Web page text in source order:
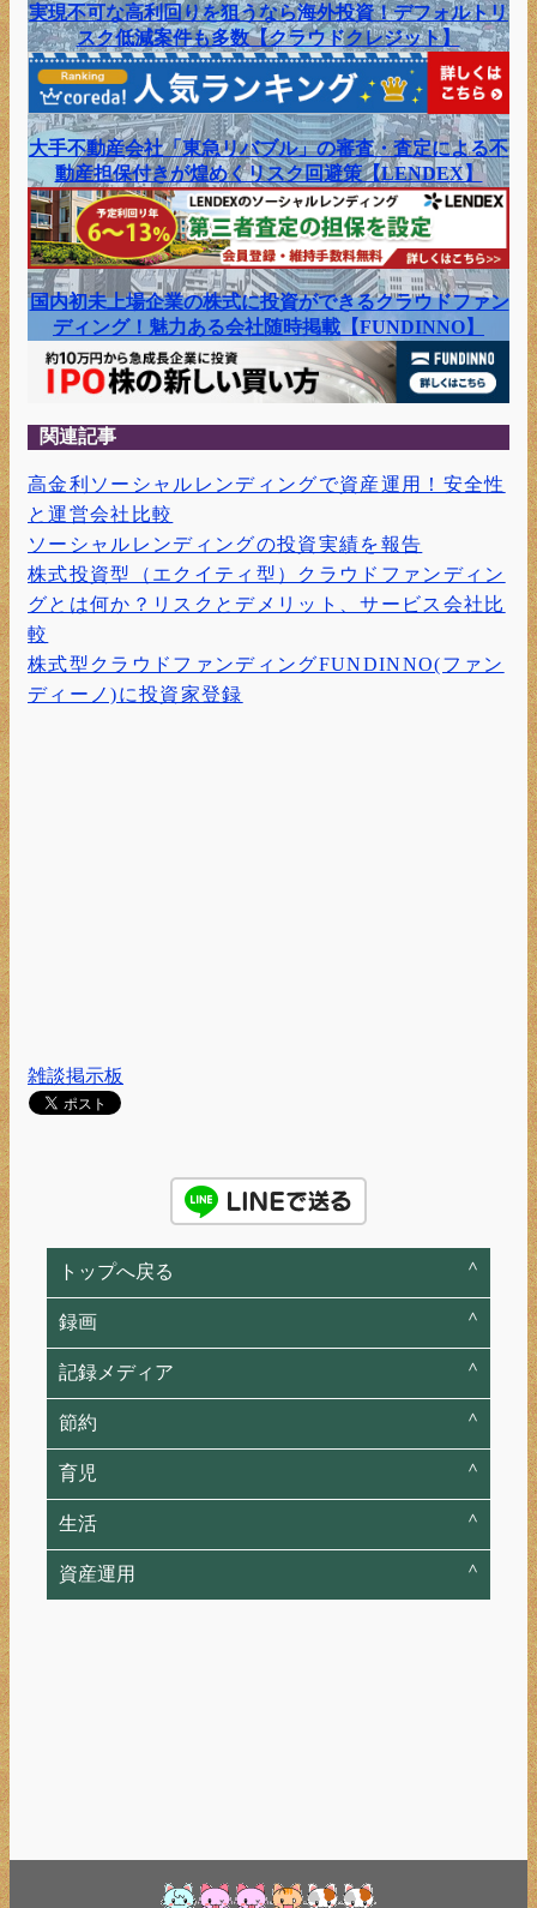
実現不可な高利回りを狙うなら海外投資！デフォルトリ
スク低減案件も多数【クラウドクレジット】
大手不動産会社「東急リバブル」の審査・査定による不
動産担保付きが煌めくリスク回避策【LENDEX】
国内初未上場企業の株式に投資ができるクラウドファン
ディング！魅力ある会社随時掲載【FUNDINNO】
関連記事
高金利ソーシャルレンディングで資産運用！安全性
と運営会社比較
ソーシャルレンディングの投資実績を報告
株式投資型（エクイティ型）クラウドファンディン
グとは何か？リスクとデメリット、サービス会社比
較
株式型クラウドファンディングFUNDINNO(ファン
ディーノ)に投資家登録
雑談掲示板
トップへ戻る
録画
記録メディア
節約
育児
生活
資産運用